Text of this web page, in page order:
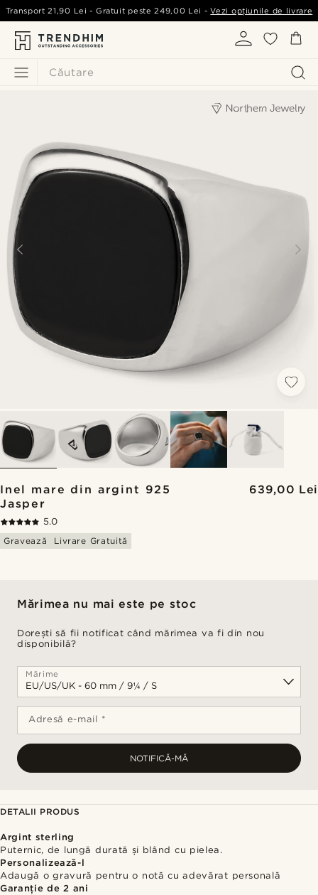
Căutare
Transport 21,90 Lei - Gratuit peste249,00 Lei -Vezi opțiunile de livrare
Inel mare din argint 925
Jasper
639,00 Lei
5.0
Gravează
Livrare Gratuită
Mărimea nu mai este pe stoc
Dorești să fii notificat când mărimea va fi din nou
disponibilă?
Mărime
Adresă e-mail *
NOTIFICĂ-MĂ
DETALII PRODUS
Argint sterling
Puternic, de lungă durată și blând cu pielea.
Personalizează-l
Adaugă o gravură pentru o notă cu adevărat personală
Garanție de 2 ani